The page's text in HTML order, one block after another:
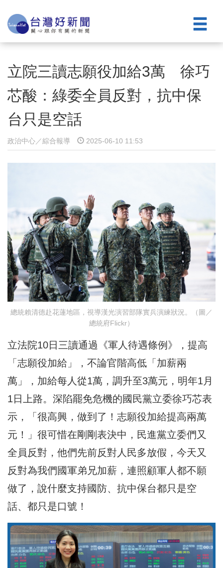
立院三讀志願役加給3萬 徐巧
芯酸：綠委全員反對，抗中保
台只是空話
政治中心／綜合報導 2025-06-10 11:53
總統賴清德赴花蓮地區，視導漢光演習部隊實兵演練狀況。（圖／
總統府Flickr）
立法院10日三讀通過《軍人待遇條例》，提高
「志願役加給」，不論官階高低「加薪兩
萬」，加給每人從1萬，調升至3萬元，明年1月
1日上路。深陷罷免危機的國民黨立委徐巧芯表
示，「很高興，做到了！志願役加給提高兩萬
元！」很可惜在剛剛表決中，民進黨立委們又
全員反對，他們先前反對人民多放假，今天又
反對為我們國軍弟兄加薪，連照顧軍人都不願
做了，說什麼支持國防、抗中保台都只是空
話、都只是口號！